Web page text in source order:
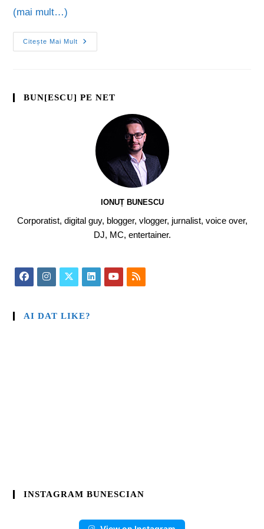
(mai mult…)
Citește Mai Mult
BUN[ESCU] PE NET
IONUȚ BUNESCU
Corporatist, digital guy, blogger, vlogger, jurnalist, voice over,
DJ, MC, entertainer.
AI DAT LIKE?
INSTAGRAM BUNESCIAN